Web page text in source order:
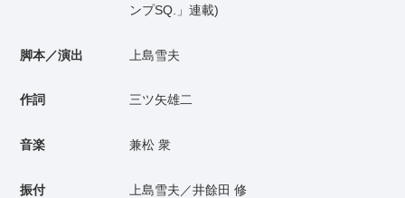
ンプSQ.」連載)
脚本／演出 上島雪夫
作詞 三ツ矢雄二
音楽 兼松 衆
振付 上島雪夫／井餘田 修